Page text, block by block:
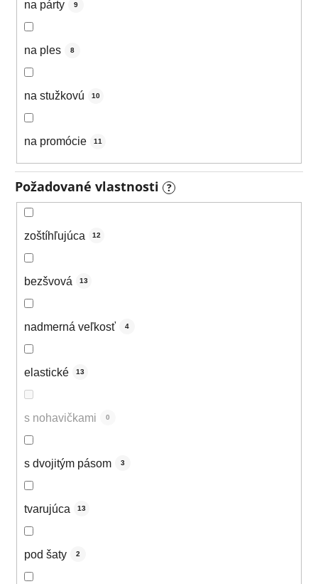
na párty 9
na ples 8
na stužkovú 10
na promócie 11
Požadované vlastnosti ?
zoštíhľujúca 12
bezšvová 13
nadmerná veľkosť 4
elastické 13
s nohavičkami 0
s dvojitým pásom 3
tvarujúca 13
pod šaty 2